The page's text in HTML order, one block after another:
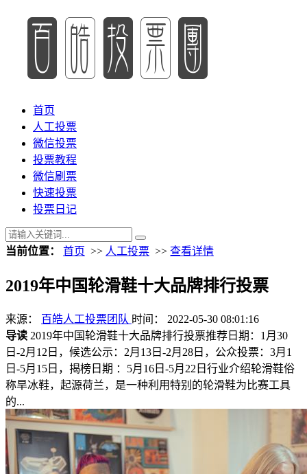
首页
人工投票
微信投票
投票教程
微信刷票
快速投票
投票日记
当前位置： 首页 >> 人工投票 >> 查看详情
2019年中国轮滑鞋十大品牌排行投票
来源： 百皓人工投票团队 时间： 2022-05-30 08:01:16
导读 2019年中国轮滑鞋十大品牌排行投票推荐日期：1月30
日-2月12日，候选公示：2月13日-2月28日，公众投票：3月1
日-5月15日，揭榜日期 ：5月16日-5月22日行业介绍轮滑鞋俗
称旱冰鞋，起源荷兰，是一种利用特别的轮滑鞋为比赛工具
的...